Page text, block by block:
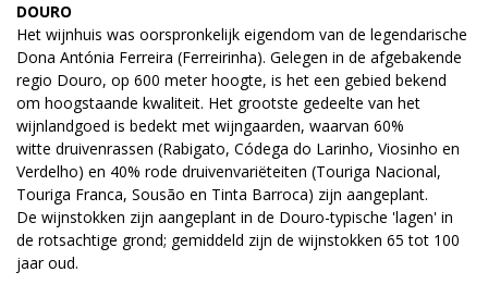
DOURO
Het wijnhuis was oorspronkelijk eigendom van de legendarische
Dona Antónia Ferreira (Ferreirinha). Gelegen in de afgebakende
regio Douro, op 600 meter hoogte, is het een gebied bekend
om hoogstaande kwaliteit. Het grootste gedeelte van het
wijnlandgoed is bedekt met wijngaarden, waarvan 60%
witte druivenrassen (Rabigato, Códega do Larinho, Viosinho en
Verdelho) en 40% rode druivenvariëteiten (Touriga Nacional,
Touriga Franca, Sousão en Tinta Barroca) zijn aangeplant.
De wijnstokken zijn aangeplant in de Douro-typische 'lagen' in
de rotsachtige grond; gemiddeld zijn de wijnstokken 65 tot 100
jaar oud.